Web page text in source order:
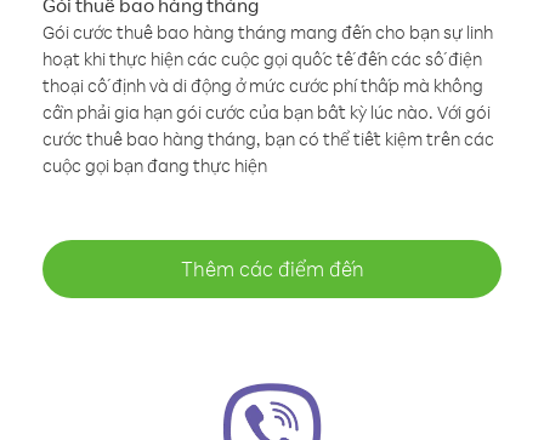
Gói thuê bao hàng tháng
Gói cước thuê bao hàng tháng mang đến cho bạn sự linh
hoạt khi thực hiện các cuộc gọi quốc tế đến các số điện
thoại cố định và di động ở mức cước phí thấp mà không
cần phải gia hạn gói cước của bạn bất kỳ lúc nào. Với gói
cước thuê bao hàng tháng, bạn có thể tiết kiệm trên các
cuộc gọi bạn đang thực hiện
Thêm các điểm đến